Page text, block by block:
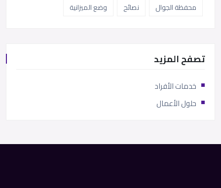
محفظة الجوال
نصائح وضع الميزانية
تصفح المزيد
خدمات الأفراد
حلول الأعمال